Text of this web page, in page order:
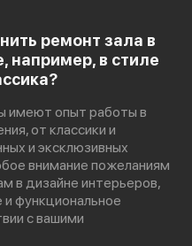
ремонт зала в
например, в стиле
имеют опыт работы в
от классики и
и эксклюзивных
внимание пожеланиям
в дизайне интерьеров,
функциональное
с вашими